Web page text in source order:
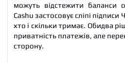
можуть відстежити баланси
Cashu застосовує сліпі
хто і скільки тримає. Обидва
приватність платежів, але
сторону.